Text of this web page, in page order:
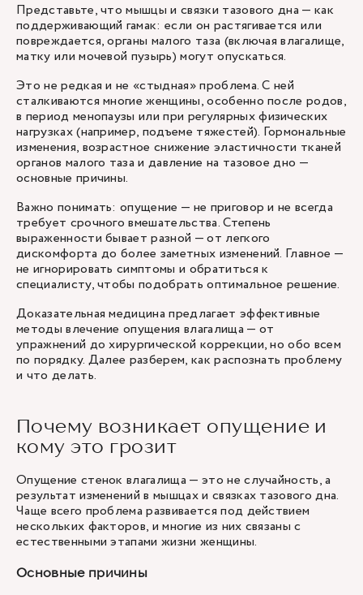
Представьте, что мышцы и связки тазового дна — как
поддерживающий гамак: если он растягивается или
повреждается, органы малого таза (включая влагалище,
матку или мочевой пузырь) могут опускаться.
Это не редкая и не «стыдная» проблема. С ней
сталкиваются многие женщины, особенно после родов,
в период менопаузы или при регулярных физических
нагрузках (например, подъеме тяжестей). Гормональные
изменения, возрастное снижение эластичности тканей
органов малого таза и давление на тазовое дно —
основные причины.
Важно понимать: опущение — не приговор и не всегда
требует срочного вмешательства. Степень
выраженности бывает разной — от легкого
дискомфорта до более заметных изменений. Главное —
не игнорировать симптомы и обратиться к
специалисту, чтобы подобрать оптимальное решение.
Доказательная медицина предлагает эффективные
методы влечение опущения влагалища — от
упражнений до хирургической коррекции, но обо всем
по порядку. Далее разберем, как распознать проблему
и что делать.
Почему возникает опущение и
кому это грозит
Опущение стенок влагалища — это не случайность, а
результат изменений в мышцах и связках тазового дна.
Чаще всего проблема развивается под действием
нескольких факторов, и многие из них связаны с
естественными этапами жизни женщины.
Основные причины